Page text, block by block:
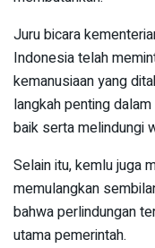
Juru bicara
Indonesia telah
kemanusiaan yang
langkah penting
baik serta melindungi
Selain itu, kemlu juga
memulangkan
bahwa perlindungan
utama pemerintah.